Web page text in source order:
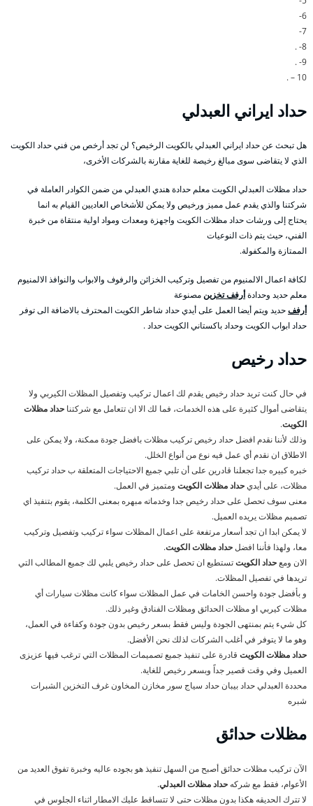
6-
7-
8- .
9- .
10 – .
حداد ايراني العبدلي
هل تبحث عن حداد ايراني العبدلي بالكويت الرخيص؟ لن تجد أرخص من فني حداد الكويت
الذي لا يتقاضى سوى مبالغ رخيصة للغاية مقارنة بالشركات الأخرى،
حداد مظلات العبدلي الكويت معلم حدادة هندي العبدلي من ضمن الكوادر العاملة في
شركتنا والذي يقدم عمل مميز ورخيص ولا يمكن للأشخاص العاديين القيام به انما
يحتاج إلى ورشات حداد مظلات الكويت واجهزة ومعدات ومواد اولية منتقاة من خبرة
الفني، حيث يتم ذات النوعيات
الممتازة والمكفولة.
لكافة اعمال الالمنيوم من تفصيل وتركيب الخزائن والرفوف والابواب والنوافذ الالمنيوم
معلم حديد وحدادةأرفف تخزينمصنوعة
أرففحديد ويتم أيضا العمل على أيدي حداد شاطر الكويت المحترف بالاضافة الى توفر
حداد ابواب الكويت وحداد باكستاني الكويت حداد .
حداد رخيص
في حال كنت تريد حداد رخيص يقدم لك اعمال تركيب وتفصيل المظلات الكيربي ولا
يتقاضى أموال كثيرة على هذه الخدمات، فما لك الا ان تتعامل مع شركتنا حداد مظلات
الكويت.
وذلك لأننا نقدم افضل حداد رخيص تركيب مظلات بافضل جودة ممكنة، ولا يمكن على
الاطلاق ان نقدم أي عمل فيه نوع من أنواع الخلل.
خبره كبيره جدا تجعلنا قادرين على أن تلبي جميع الاحتياجات المتعلقة ب حداد تركيب
مظلات، على أيديحداد مظلات الكويت ومتميز في العمل.
معنى سوف تحصل على حداد رخيص جدا وخدماته مبهره بمعنى الكلمة، يقوم بتنفيذ اي
تصميم مظلات يريده العميل.
لا يمكن ابدا ان تجد أسعار مرتفعة على اعمال المظلات سواء تركيب وتفصيل وتركيب
معا، ولهذا فأننا افضلحداد مظلات الكويت.
الان ومعحداد الكويتتستطيع ان تحصل على حداد رخيص يلبي لك جميع المطالب التي
تريدها في تفصيل المظلات.
و بأفضل جودة واحسن الخامات في عمل المظلات سواء كانت مظلات سيارات أي
مظلات كيربي او مظلات الحدائق ومظلات الفنادق وغير ذلك.
كل شيء يتم بمنتهى الجودة وليس فقط بسعر رخيص بدون جودة وكفاءة في العمل،
وهو ما لا يتوفر في أغلب الشركات لذلك نحن الأفضل.
حداد مظلات الكويت قادرة على تنفيذ جميع تصميمات المظلات التي ترغب فيها عزيزى
العميل وفي وقت قصير جداً وبسعر رخيص للغاية.
محددة العبدلي حداد بيبان حداد سياج سور مخازن المخاون غرف التخزين الشبرات
شبره
مظلات حدائق
الآن تركيب مظلات حدائق أصبح من السهل تنفيذ هو بجوده عاليه وخبرة تفوق العديد من
الأعوام، فقط مع شركه حداد مظلات العبدلي.
لا تترك الحديقه هكذا بدون مظلات حتى لا تتساقط عليك الامطار اثناء الجلوس في